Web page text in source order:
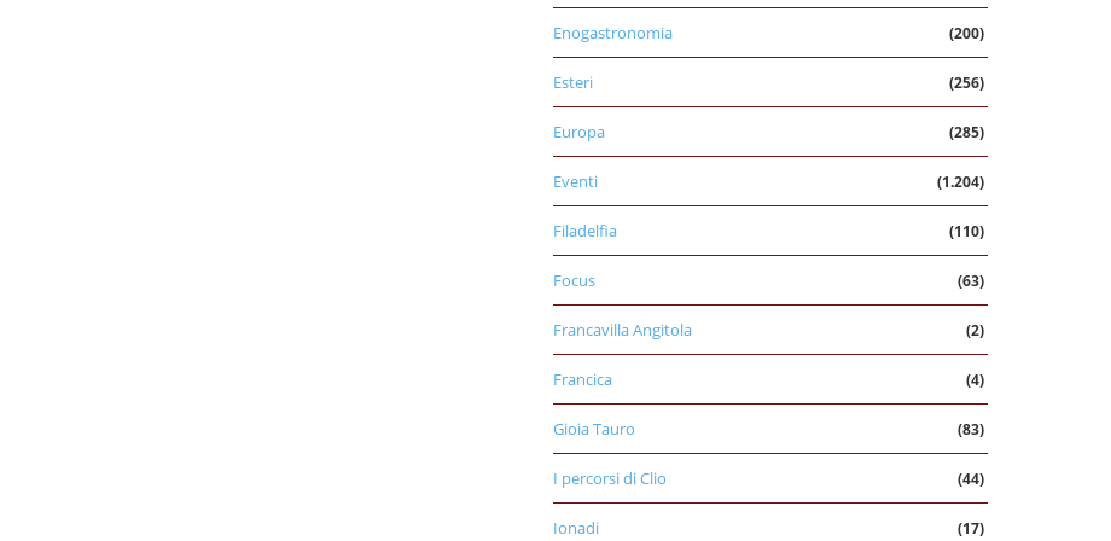
Enogastronomia (200)
Esteri (256)
Europa (285)
Eventi (1.204)
Filadelfia (110)
Focus (63)
Francavilla Angitola (2)
Francica (4)
Gioia Tauro (83)
I percorsi di Clio (44)
Ionadi (17)